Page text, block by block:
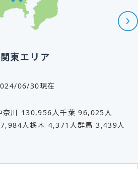
関東エリア
06/30現在
奈川 130,956人千葉 96,025人
人栃木 4,371人群馬 3,439人